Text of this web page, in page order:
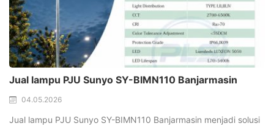
Jual lampu PJU Sunyo SY-BIMN110 Banjarmasin
04.05.2026
Jual lampu PJU Sunyo SY-BIMN110 Banjarmasin menjadi solusi